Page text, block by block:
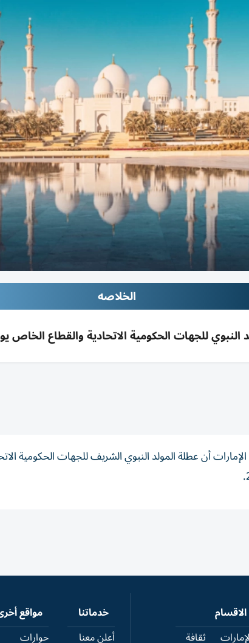
الخلاصه
للجهات الحكومية الاتحادية والقطاع الخاص يوم الجمعة
أن عطلة المولد النبوي الشريف للجهات الحكومية
الاقسام
ثقافة
خدماتنا
أعلن معنا
مواقع
حوارات